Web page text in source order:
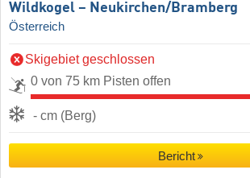
Wildkogel – Neukirchen/​Bramberg
Österreich
Skigebiet geschlossen
0 von 75 km Pisten offen
- cm (Berg)
Bericht